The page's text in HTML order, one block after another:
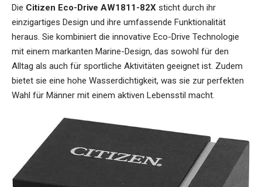
Die Citizen Eco-Drive AW1811-82X sticht durch ihr
einzigartiges Design und ihre umfassende Funktionalität
heraus. Sie kombiniert die innovative Eco-Drive Technologie
mit einem markanten Marine-Design, das sowohl für den
Alltag als auch für sportliche Aktivitäten geeignet ist. Zudem
bietet sie eine hohe Wasserdichtigkeit, was sie zur perfekten
Wahl für Männer mit einem aktiven Lebensstil macht.